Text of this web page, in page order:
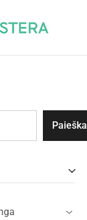
Paieška